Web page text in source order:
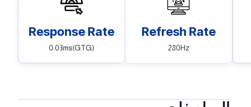
Refresh Rate
280Hz
Response Rate
0.03ms(GTG)